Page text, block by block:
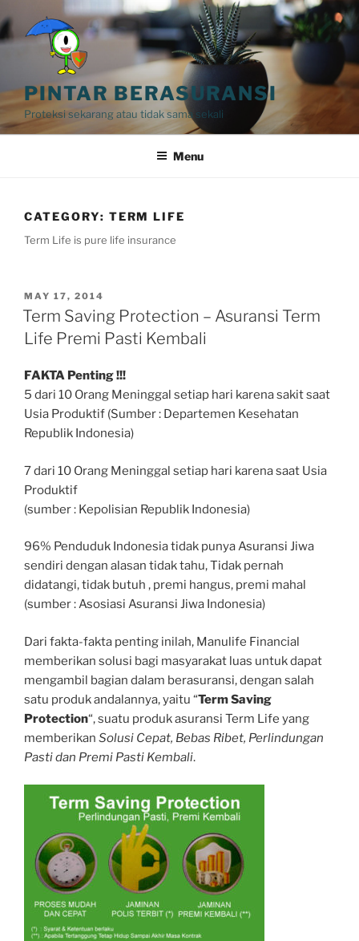
to
content
PINTAR BERASURANSI
Proteksi sekarang atau tidak sama sekali
Menu
CATEGORY: TERM LIFE
Term Life is pure life insurance
POSTED
ON
MAY 17, 2014
Term Saving Protection – Asuransi Term
Life Premi Pasti Kembali
FAKTA Penting !!!
5 dari 10 Orang Meninggal setiap hari karena sakit saat
Usia Produktif (Sumber : Departemen Kesehatan
Republik Indonesia)
7 dari 10 Orang Meninggal setiap hari karena saat Usia
Produktif
(sumber : Kepolisian Republik Indonesia)
96% Penduduk Indonesia tidak punya Asuransi Jiwa
sendiri dengan alasan tidak tahu, Tidak pernah
didatangi, tidak butuh , premi hangus, premi mahal
(sumber : Asosiasi Asuransi Jiwa Indonesia)
Dari fakta-fakta penting inilah, Manulife Financial
memberikan solusi bagi masyarakat luas untuk dapat
mengambil bagian dalam berasuransi, dengan salah
satu produk andalannya, yaitu “Term Saving
Protection“, suatu produk asuransi Term Life yang
memberikan Solusi Cepat, Bebas Ribet, Perlindungan
Pasti dan Premi Pasti Kembali.